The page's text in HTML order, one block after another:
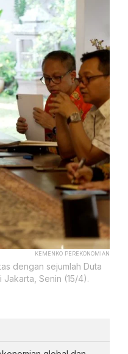
KEMENKO PEREKONOMIAN
dengan sejumlah Duta
Senin (15/4).